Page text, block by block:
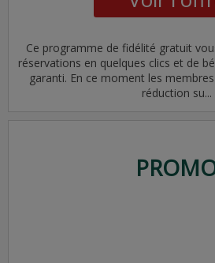
Ce programme de fidélité gratuit
réservations en quelques clics et de
garanti. En ce moment les
réduction su...